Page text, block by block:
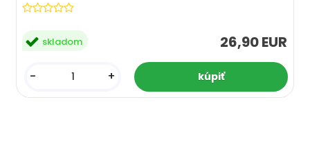
26,90 EUR
skladom
- +